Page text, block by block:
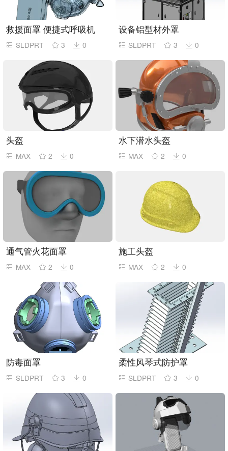
救援面罩 便捷式呼吸机
SLDPRT 3 0
设备铝型材外罩
SLDPRT 3 0
头盔
MAX 2 0
水下潜水头盔
MAX 2 0
通气管火花面罩
MAX 2 0
施工头盔
MAX 2 0
防毒面罩
SLDPRT 3 0
柔性风琴式防护罩
SLDPRT 3 0